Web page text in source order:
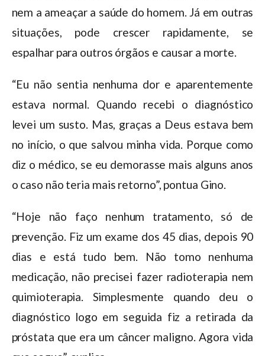
nem a ameaçar a saúde do homem. Já em outras
situações, pode crescer rapidamente, se
espalhar para outros órgãos e causar a morte.
“Eu não sentia nenhuma dor e aparentemente
estava normal. Quando recebi o diagnóstico
levei um susto. Mas, graças a Deus estava bem
no início, o que salvou minha vida. Porque como
diz o médico, se eu demorasse mais alguns anos
o caso não teria mais retorno”, pontua Gino.
“Hoje não faço nenhum tratamento, só de
prevenção. Fiz um exame dos 45 dias, depois 90
dias e está tudo bem. Não tomo nenhuma
medicação, não precisei fazer radioterapia nem
quimioterapia. Simplesmente quando deu o
diagnóstico logo em seguida fiz a retirada da
próstata que era um câncer maligno. Agora vida